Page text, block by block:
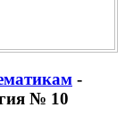
-
№ 10